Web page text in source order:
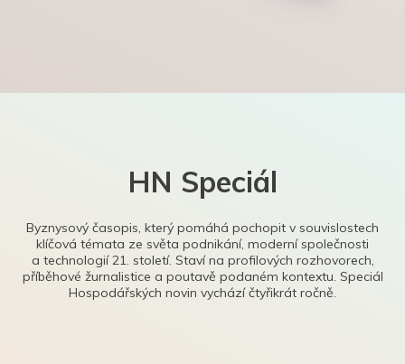
HN Speciál
Byznysový časopis, který pomáhá pochopit v souvislostech
klíčová témata ze světa podnikání, moderní společnosti
a technologií 21. století. Staví na profilových rozhovorech,
příběhové žurnalistice a poutavě podaném kontextu. Speciál
Hospodářských novin vychází čtyřikrát ročně.